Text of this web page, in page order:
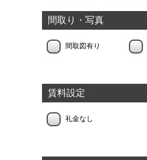
間取り・写真
間取図有り
賃料設定
礼金なし